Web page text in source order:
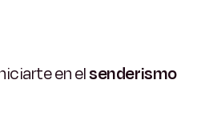
en elsenderismo